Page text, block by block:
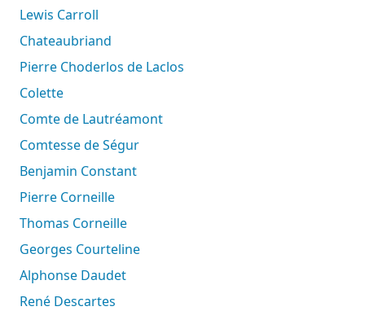
Lewis Carroll
Chateaubriand
Pierre Choderlos de Laclos
Colette
Comte de Lautréamont
Comtesse de Ségur
Benjamin Constant
Pierre Corneille
Thomas Corneille
Georges Courteline
Alphonse Daudet
René Descartes